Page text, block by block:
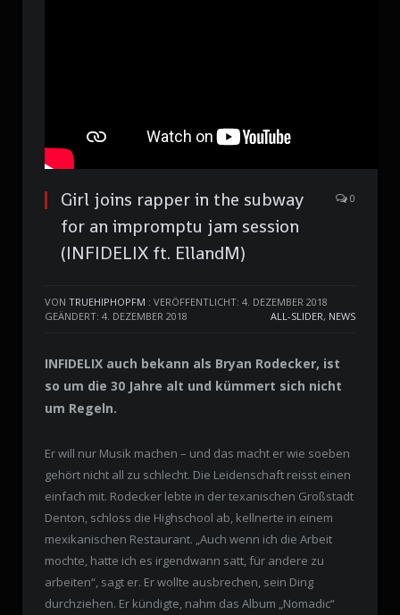
Girl joins rapper in the subway
for an impromptu jam session
(INFIDELIX ft. EllandM)
0
VON TRUEHIPHOPFM : VERÖFFENTLICHT: 4. DEZEMBER 2018
GEÄNDERT: 4. DEZEMBER 2018
ALL-SLIDER, NEWS
INFIDELIX auch bekann als Bryan Rodecker, ist
so um die 30 Jahre alt und kümmert sich nicht
um Regeln.
Er will nur Musik machen – und das macht er wie soeben
gehört nicht all zu schlecht. Die Leidenschaft reisst einen
einfach mit. Rodecker lebte in der texanischen Großstadt
Denton, schloss die Highschool ab, kellnerte in einem
mexikanischen Restaurant. „Auch wenn ich die Arbeit
mochte, hatte ich es irgendwann satt, für andere zu
arbeiten“, sagt er. Er wollte ausbrechen, sein Ding
durchziehen. Er kündigte, nahm das Album „Nomadic“